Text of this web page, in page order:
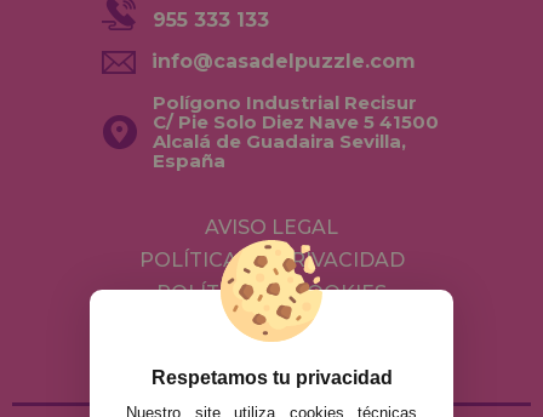
955 333 133
info@casadelpuzzle.com
Polígono Industrial Recisur
C/ Pie Solo Diez Nave 5 41500
Alcalá de Guadaira Sevilla,
España
AVISO LEGAL
POLÍTICA DE PRIVACIDAD
POLÍTICA DE COOKIES
ENVÍOS Y DEVOLUCIONES
Respetamos tu privacidad
Nuestro site utiliza cookies técnicas